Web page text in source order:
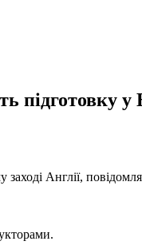
підготовку у
Англії,